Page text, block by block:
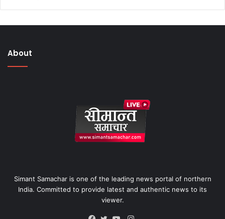
About
Simant Samachar is one of the leading news portal of northern
India. Committed to provide latest and authentic news to its
viewer.